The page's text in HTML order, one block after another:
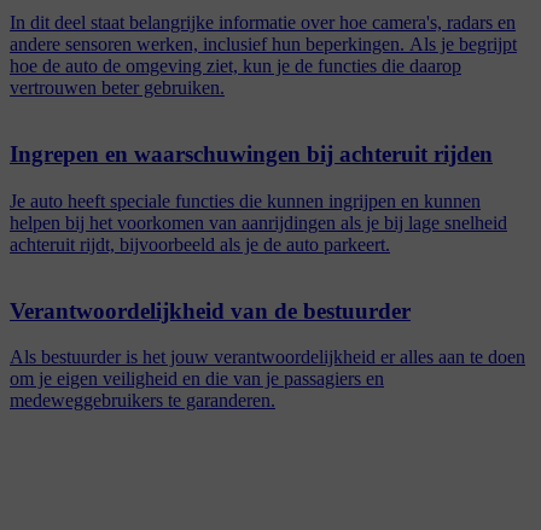
In dit deel staat belangrijke informatie over hoe camera's, radars en
andere sensoren werken, inclusief hun beperkingen. Als je begrijpt
hoe de auto de omgeving ziet, kun je de functies die daarop
vertrouwen beter gebruiken.
Ingrepen en waarschuwingen bij achteruit rijden
Je auto heeft speciale functies die kunnen ingrijpen en kunnen
helpen bij het voorkomen van aanrijdingen als je bij lage snelheid
achteruit rijdt, bijvoorbeeld als je de auto parkeert.
Verantwoordelijkheid van de bestuurder
Als bestuurder is het jouw verantwoordelijkheid er alles aan te doen
om je eigen veiligheid en die van je passagiers en
medeweggebruikers te garanderen.